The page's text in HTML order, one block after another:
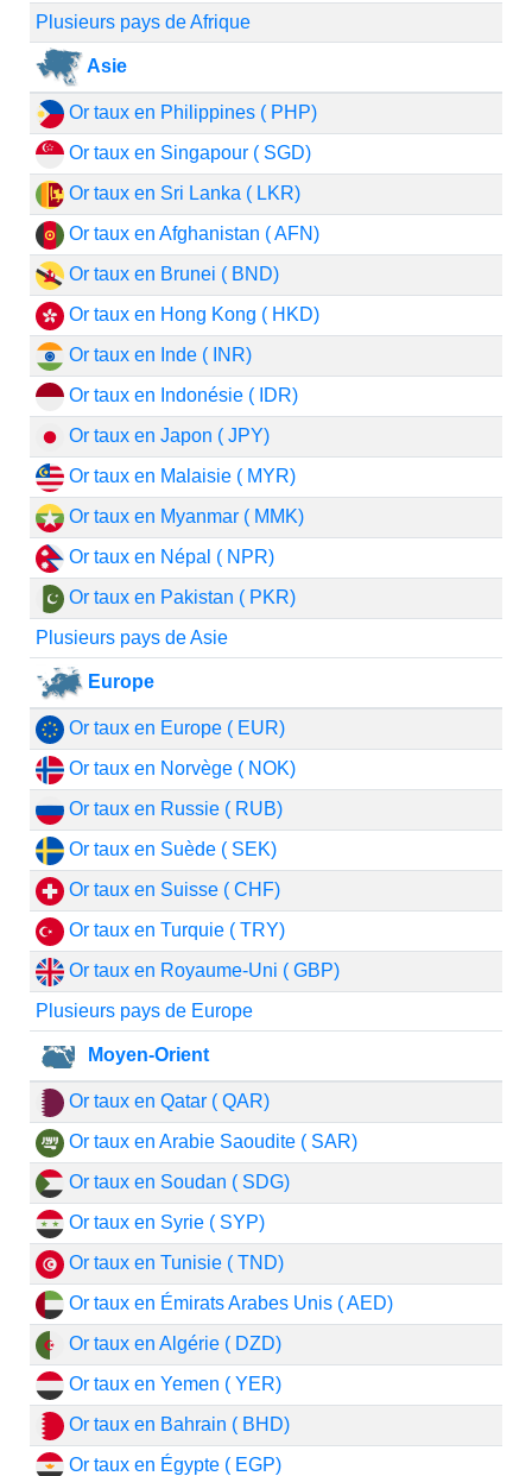
Plusieurs pays de Afrique
Asie
Or taux en Philippines ( PHP)
Or taux en Singapour ( SGD)
Or taux en Sri Lanka ( LKR)
Or taux en Afghanistan ( AFN)
Or taux en Brunei ( BND)
Or taux en Hong Kong ( HKD)
Or taux en Inde ( INR)
Or taux en Indonésie ( IDR)
Or taux en Japon ( JPY)
Or taux en Malaisie ( MYR)
Or taux en Myanmar ( MMK)
Or taux en Népal ( NPR)
Or taux en Pakistan ( PKR)
Plusieurs pays de Asie
Europe
Or taux en Europe ( EUR)
Or taux en Norvège ( NOK)
Or taux en Russie ( RUB)
Or taux en Suède ( SEK)
Or taux en Suisse ( CHF)
Or taux en Turquie ( TRY)
Or taux en Royaume-Uni ( GBP)
Plusieurs pays de Europe
Moyen-Orient
Or taux en Qatar ( QAR)
Or taux en Arabie Saoudite ( SAR)
Or taux en Soudan ( SDG)
Or taux en Syrie ( SYP)
Or taux en Tunisie ( TND)
Or taux en Émirats Arabes Unis ( AED)
Or taux en Algérie ( DZD)
Or taux en Yemen ( YER)
Or taux en Bahrain ( BHD)
Or taux en Égypte ( EGP)